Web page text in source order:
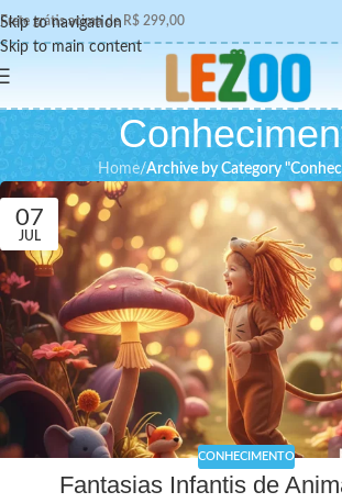
Skip to navigation
Skip to main content
Frete grátis acima de R$ 299,00
Home/Archive by Category
07
JUL
CONHECIMENTO
Fantasias Infantis de